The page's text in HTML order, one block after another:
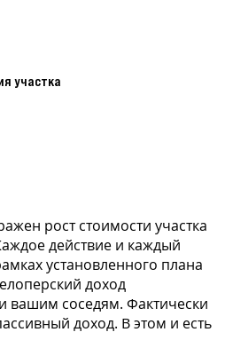
участка
рост стоимости участка
действие и каждый
установленного плана
доход
вашим соседям. Фактически
доход. В этом и есть